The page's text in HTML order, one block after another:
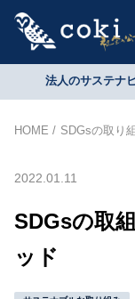
法人のサステナ
HOME SDGsの取り
2022.01.11
SDGsの取
ッド